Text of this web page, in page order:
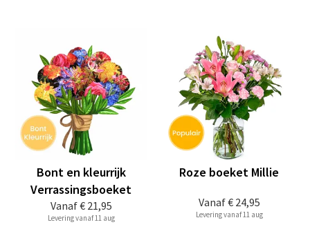
Vanaf€ 21,95
Bont en kleurrijk
Verrassingsboeket
Levering vanaf 11 aug
Vanaf€ 24,95
Roze boeket Millie
Levering vanaf 11 aug